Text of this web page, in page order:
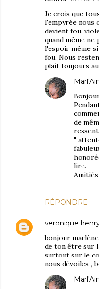
Je crois que
l'empyrée nous
devient fou,
quand même ne
l'espoir même
fou. Nous
plaît toujours
RÉPONDRE
de
"
lire.
veronique
bonjour
de ton être sur
surtout sur le
nous dévoiles ,